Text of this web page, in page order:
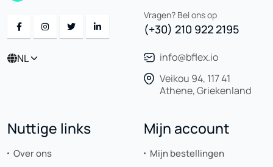
NL
Vragen? Bel ons op
(+30) 210 922 2195
info@bflex.io
Veikou 94, 117 41
Athene, Griekenland
Nuttige links
Over ons
Mijn account
Mijn bestellingen